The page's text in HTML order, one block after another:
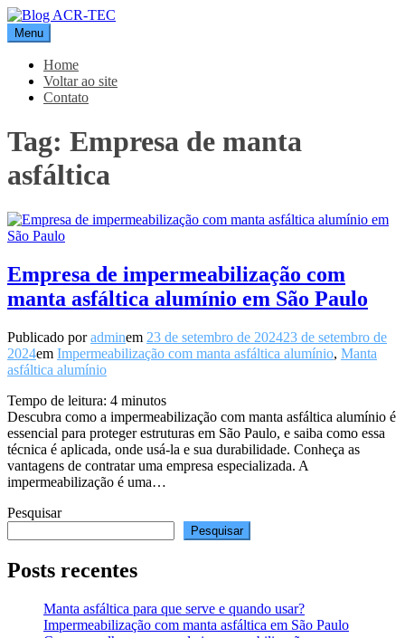
Pular
para
o
conteúdo
Blog ACR-TEC
Menu
Home
Voltar ao site
Contato
Tag: Empresa de manta
asfáltica
Empresa de impermeabilização com
manta asfáltica alumínio em São Paulo
Publicado poradminem 23 de setembro de 202423 de setembro de
2024em Impermeabilização com manta asfáltica alumínio, Manta
asfáltica alumínio
Tempo de leitura: 4 minutos
Descubra como a impermeabilização com manta asfáltica alumínio é
essencial para proteger estruturas em São Paulo, e saiba como essa
técnica é aplicada, onde usá-la e sua durabilidade. Conheça as
vantagens de contratar uma empresa especializada. A
impermeabilização é uma…
Pesquisar
Pesquisar
Posts recentes
Manta asfáltica para que serve e quando usar?
Impermeabilização com manta asfáltica em São Paulo